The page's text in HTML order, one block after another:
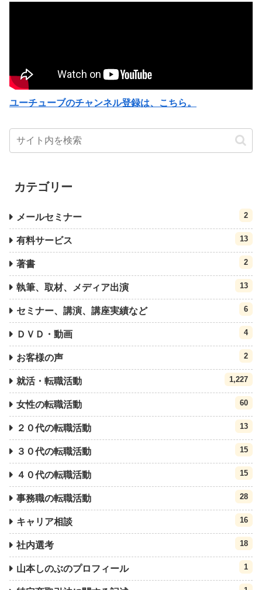
ユーチューブのチャンネル登録は、こちら。
カテゴリー
メールセミナー 2
有料サービス 13
著書 2
執筆、取材、メディア出演 13
セミナー、講演、講座実績など 6
ＤＶＤ・動画 4
お客様の声 2
就活・転職活動 1,227
女性の転職活動 60
２０代の転職活動 13
３０代の転職活動 15
４０代の転職活動 15
事務職の転職活動 28
キャリア相談 16
社内選考 18
山本しのぶのプロフィール 1